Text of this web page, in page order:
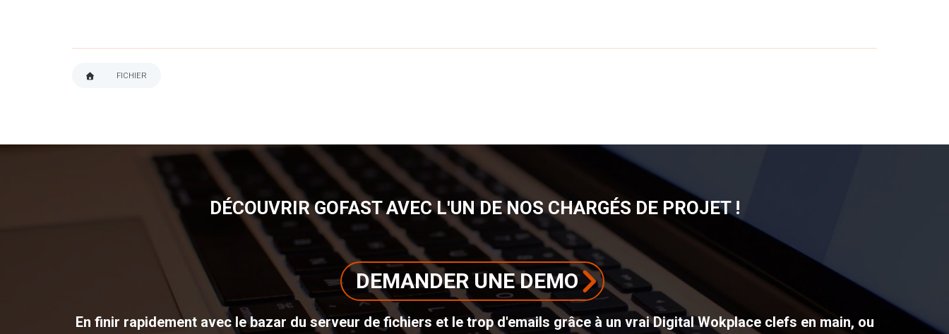
FICHIER
DÉCOUVRIR GOFAST AVEC L'UN DE NOS CHARGÉS DE PROJET !
DEMANDER UNE DEMO
En finir rapidement avec le bazar du serveur de fichiers et le trop d'emails grâce à un vrai Digital Wokplace clefs en main, ou